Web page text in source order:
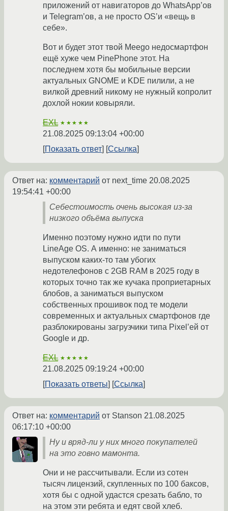
приложений от навигаторов до WhatsApp’ов
и Telegram’ов, а не просто OS’и «вещь в
себе».
Вот и будет этот твой Meego недосмартфон
ещё хуже чем PinePhone этот. На
последнем хотя бы мобильные версии
актуальных GNOME и KDE пилили, а не
вилкой древний никому не нужный копролит
дохлой нокии ковыряли.
EXL ★★★★★
21.08.2025 09:13:04 +00:00
Показать ответ
Ссылка
Ответ на: комментарий от next_time 20.08.2025
19:54:41 +00:00
Себестоимость очень высокая из-за
низкого объёма выпуска
Именно поэтому нужно идти по пути
LineAge OS. А именно: не заниматься
выпуском каких-то там убогих
недотелефонов с 2GB RAM в 2025 году в
которых точно так же кучака проприетарных
блобов, а заниматься выпуском
собственных прошивок под те модели
современных и актуальных смартфонов где
разблокированы загрузчики типа Pixel’ей от
Google и др.
EXL ★★★★★
21.08.2025 09:19:24 +00:00
Показать ответы
Ссылка
Ответ на: комментарий от Stanson 21.08.2025
06:17:10 +00:00
Ну и вряд-ли у них много покупателей
на это говно мамонта.
Они и не рассчитывали. Если из сотен
тысяч лицензий, скупленных по 100 баксов,
хотя бы с одной удастся срезать бабло, то
на этом эти ребята и едят свой хлеб.